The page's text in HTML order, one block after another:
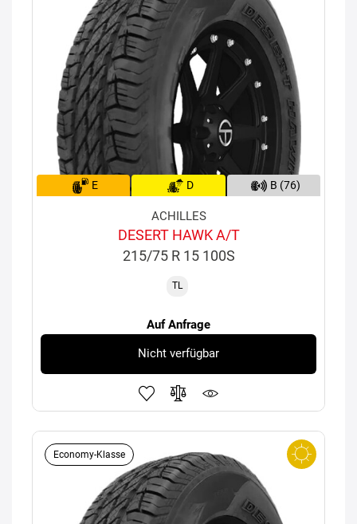
E D B (76)
ACHILLES
DESERT HAWK A/T
215/75 R 15 100S
TL
Auf Anfrage
Nicht verfügbar
Economy-Klasse